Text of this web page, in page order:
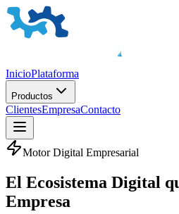
InicioPlataforma
Productos
ClientesEmpresaContacto
Motor Digital Empresarial
El Ecosistema Digital
Empresa